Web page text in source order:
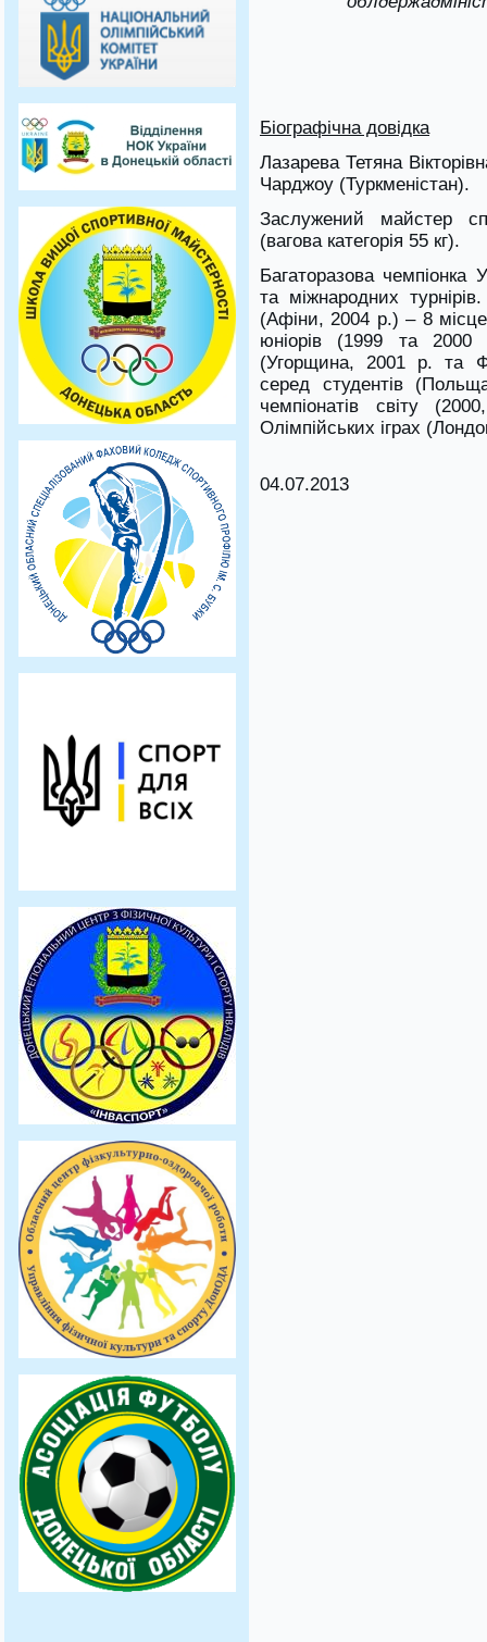
Біографічна довідка
Лазарева Тетяна
Чарджоу (Туркменістан).
Заслужений майстер
(вагова категорія 55 кг).
Багаторазова чемпіонка
та міжнародних
(Афіни, 2004 р.) – 8
юніорів (1999 та 2000
(Угорщина, 2001 р. та
серед студентів
чемпіонатів світу
Олімпійських іграх
04.07.2013